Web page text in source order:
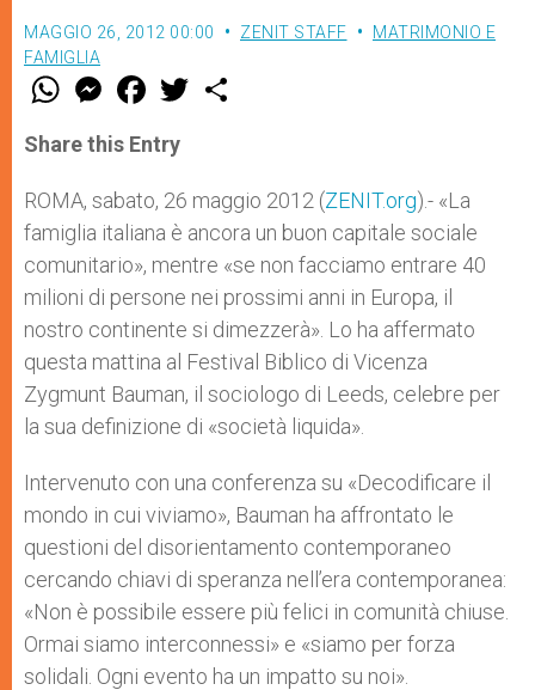
MAGGIO 26, 2012 00:00 ZENIT STAFF
MATRIMONIO E
FAMIGLIA
W
t
s
p
p
M
e
s
e
g
e
r
F
a
e
b
o
k
w
r
Share this Entry
ROMA, sabato, 26 maggio 2012 (ZENIT.org).- «La
famiglia italiana è ancora un buon capitale sociale
comunitario», mentre «se non facciamo entrare 40
milioni di persone nei prossimi anni in Europa, il
nostro continente si dimezzerà». Lo ha affermato
questa mattina al Festival Biblico di Vicenza
Zygmunt Bauman, il sociologo di Leeds, celebre per
la sua definizione di «società liquida».
Intervenuto con una conferenza su «Decodificare il
mondo in cui viviamo», Bauman ha affrontato le
questioni del disorientamento contemporaneo
cercando chiavi di speranza nell’era contemporanea:
«Non è possibile essere più felici in comunità chiuse.
Ormai siamo interconnessi» e «siamo per forza
solidali. Ogni evento ha un impatto su noi».